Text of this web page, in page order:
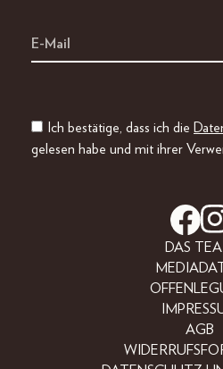
Ich bestätige, dass ich die
gelesen habe und mit ihrer
DAS
AGB